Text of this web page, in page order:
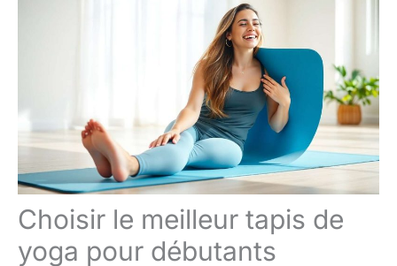
Choisir le meilleur tapis de
yoga pour débutants